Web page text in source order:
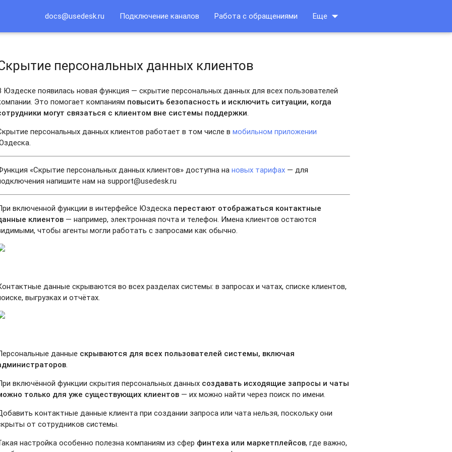
чата
сертификатов
docs@usedesk.ru Подключение каналов Работа с обращениями Еще arrow_drop_down
персональных данных клиентов
Юздеске появилась новая функция — скрытие персональных данных для всех пользователей
Это помогает компаниям повысить безопасность и исключить ситуации, когда
могут связаться с клиентом вне системы поддержки
персональных данных клиентов работает в том числе вмобильном приложении
«Скрытие персональных данных клиентов» доступна нановых тарифах — для
напишите нам на support@usedesk.ru
включенной функции в интерфейсе Юздеска перестают отображаться контактные
клиентов — например, электронная почта и телефон. Имена клиентов остаются
чтобы агенты могли работать с запросами как обычно.
данные скрываются во всех разделах системы: в запросах и чатах, списке клиентов,
выгрузках и отчётах.
данные скрываются для всех пользователей системы, включая
включённой функции скрытия персональных данных создавать исходящие запросы и чаты
только для уже существующих клиентов — их можно найти через поиск по имени.
контактные данные клиента при создании запроса или чата нельзя, поскольку они
от сотрудников системы.
настройка особенно полезна компаниям из сфер финтеха или маркетплейсов, где важно,